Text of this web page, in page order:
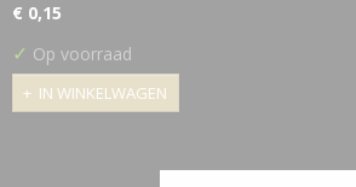
€ 0,15
✓ Op voorraad
IN WINKELWAGEN